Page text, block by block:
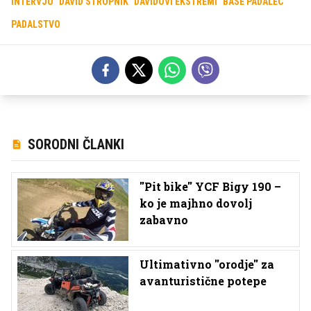
PADALSTVO
SORODNI ČLANKI
''Pit bike'' YCF Bigy 190 –
ko je majhno dovolj
zabavno
Ultimativno ''orodje'' za
avanturistične potepe